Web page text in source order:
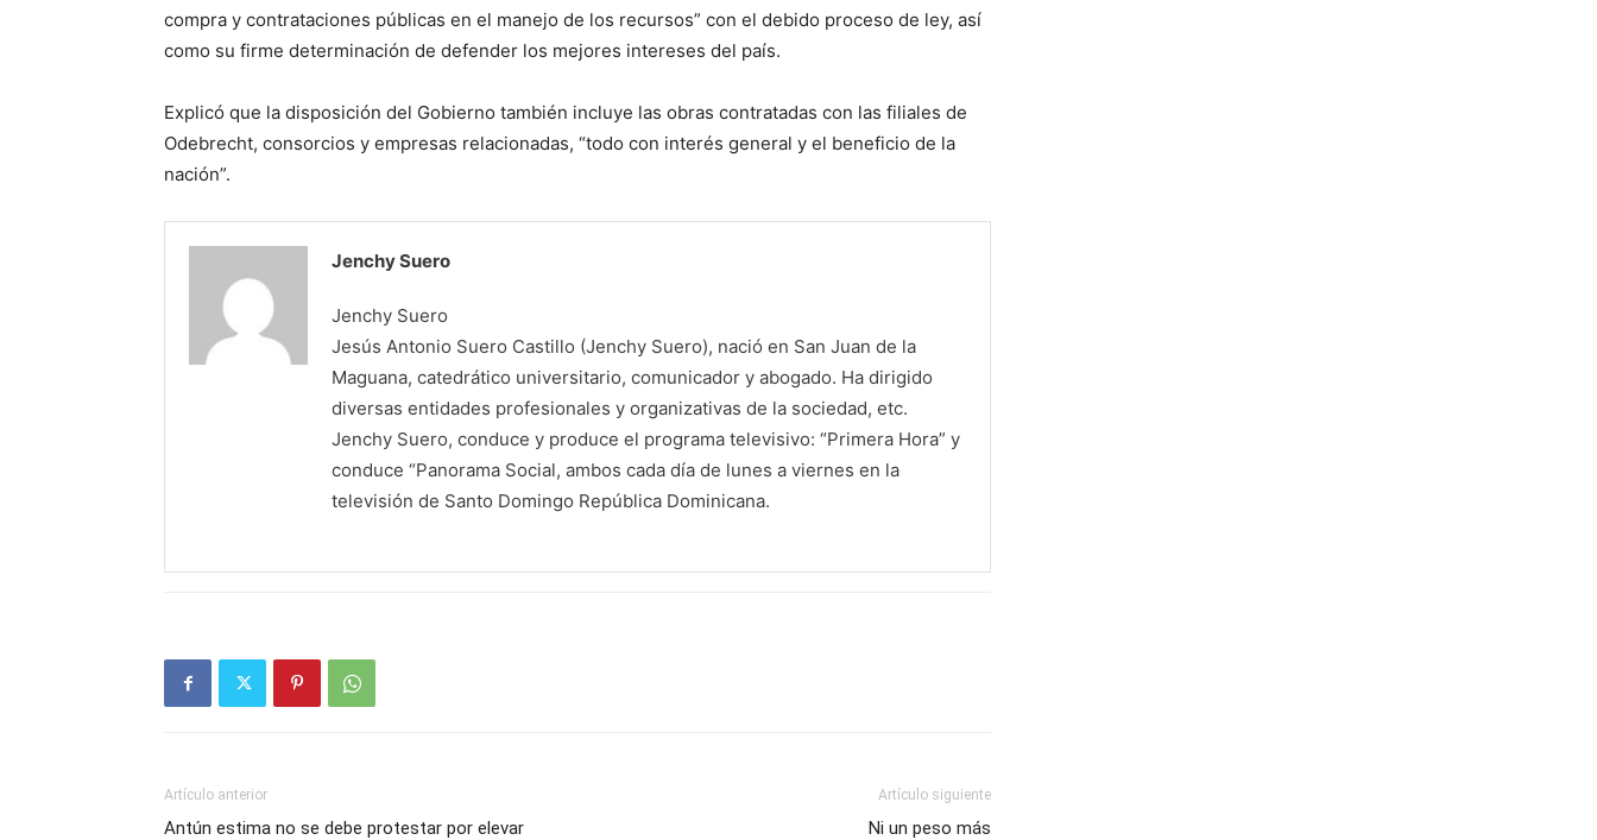
compra y contrataciones públicas en el manejo de los recursos” con el debido proceso de ley, así
como su firme determinación de defender los mejores intereses del país.
Explicó que la disposición del Gobierno también incluye las obras contratadas con las filiales de
Odebrecht, consorcios y empresas relacionadas, “todo con interés general y el beneficio de la
nación”.
Jenchy Suero
Jenchy Suero
Jesús Antonio Suero Castillo (Jenchy Suero), nació en San Juan de la
Maguana, catedrático universitario, comunicador y abogado. Ha dirigido
diversas entidades profesionales y organizativas de la sociedad, etc.
Jenchy Suero, conduce y produce el programa televisivo: “Primera Hora” y
conduce “Panorama Social, ambos cada día de lunes a viernes en la
televisión de Santo Domingo República Dominicana.
Artículo anterior
Antún estima no se debe protestar por elevar
Artículo siguiente
Ni un peso más